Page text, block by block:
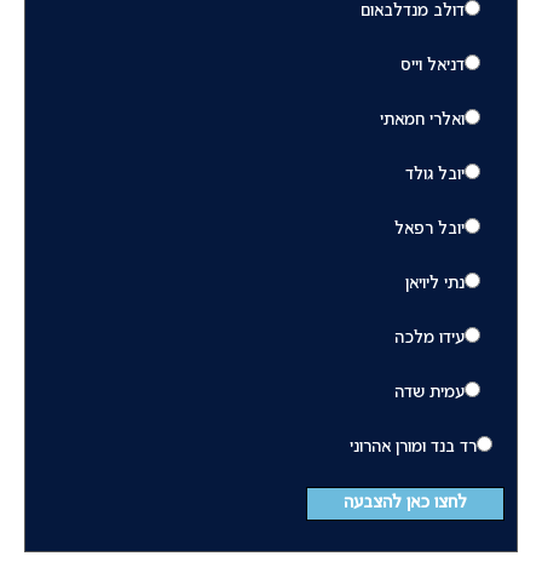
דולב מנדלבאום
דניאל וייס
ואלרי חמאתי
יובל גולד
יובל רפאל
נתי ליויאן
עידו מלכה
עמית שדה
רד בנד ומורן אהרוני
לחצו כאן להצבעה